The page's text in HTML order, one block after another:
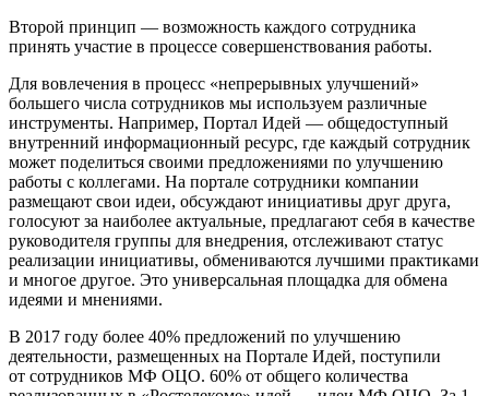
Второй принцип — возможность каждого сотрудника
принять участие в процессе совершенствования работы.
Для вовлечения в процесс «непрерывных улучшений»
большего числа сотрудников мы используем различные
инструменты. Например, Портал Идей — общедоступный
внутренний информационный ресурс, где каждый сотрудник
может поделиться своими предложениями по улучшению
работы с коллегами. На портале сотрудники компании
размещают свои идеи, обсуждают инициативы друг друга,
голосуют за наиболее актуальные, предлагают себя в качестве
руководителя группы для внедрения, отслеживают статус
реализации инициативы, обмениваются лучшими практиками
и многое другое. Это универсальная площадка для обмена
идеями и мнениями.
В 2017 году более 40% предложений по улучшению
деятельности, размещенных на Портале Идей, поступили
от сотрудников МФ ОЦО. 60% от общего количества